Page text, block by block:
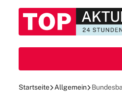
Startseite Allgemein